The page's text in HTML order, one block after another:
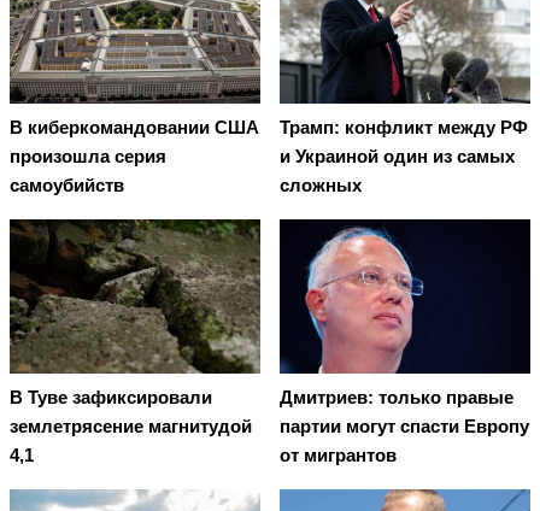
В киберкомандовании США
произошла серия
самоубийств
Трамп: конфликт между РФ
и Украиной один из самых
сложных
В Туве зафиксировали
землетрясение магнитудой
4,1
Дмитриев: только правые
партии могут спасти Европу
от мигрантов